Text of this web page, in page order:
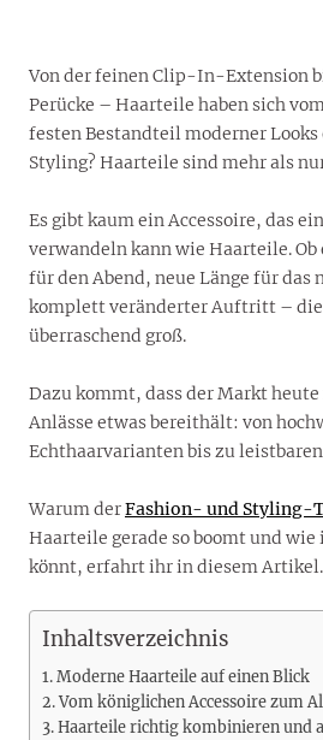
Von der feinen Clip-In-Extension
Perücke – Haarteile haben sich
festen Bestandteil moderner
Styling? Haarteile sind mehr als
Es gibt kaum ein Accessoire, das
verwandeln kann wie Haarteile.
für den Abend, neue Länge für das
komplett veränderter Auftritt –
überraschend groß.
Dazu kommt, dass der Markt
Anlässe etwas bereithält: von
Echthaarvarianten bis zu
Warum derFashion- und Styling-
Haarteile gerade so boomt und
könnt, erfahrt ihr in diesem Artikel.
Inhaltsverzeichnis
Moderne Haarteile auf einen Blick
Vom königlichen Accessoire zum
Haarteile richtig kombinieren und